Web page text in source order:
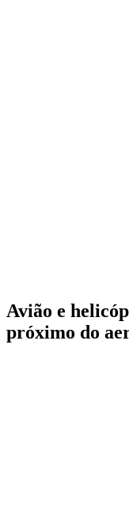
Avião e
próximo do